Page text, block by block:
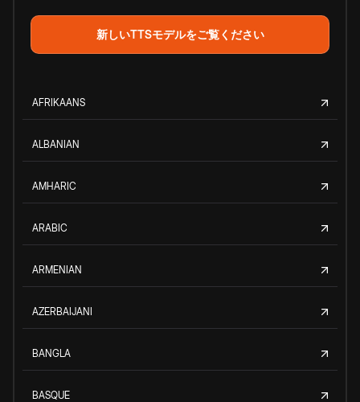
新しいTTSモデルをご覧ください
AFRIKAANS
ALBANIAN
AMHARIC
ARABIC
ARMENIAN
AZERBAIJANI
BANGLA
BASQUE